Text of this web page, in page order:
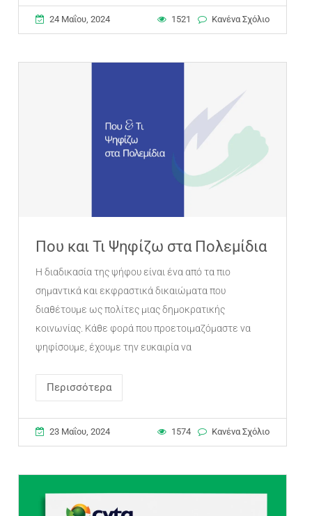
24 Μαΐου, 2024 1521 Κανένα Σχόλιο
Που και Τι Ψηφίζω στα Πολεμίδια
Η διαδικασία της ψήφου είναι ένα από τα πιο
σημαντικά και εκφραστικά δικαιώματα που
διαθέτουμε ως πολίτες μιας δημοκρατικής
κοινωνίας. Κάθε φορά που προετοιμαζόμαστε να
ψηφίσουμε, έχουμε την ευκαιρία να
Περισσότερα
23 Μαΐου, 2024 1574 Κανένα Σχόλιο